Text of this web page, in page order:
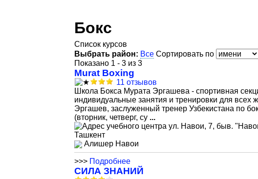
Бокс
Список курсов
Выбрать район: Все Сортировать по
Показано 1 - 3 из 3
Murat Boxing
11 отзывов
Школа Бокса Мурата Эргашева - спортивная
индивидуальные занятия и тренировки для
Эргашев, заслуженный тренер Узбекистана по
(вторник, четверг, су ...
ул. Навои, 7, быв.
Ташкент
Алишер Навои
>>> Подробнее
СИЛА ЗНАНИЙ